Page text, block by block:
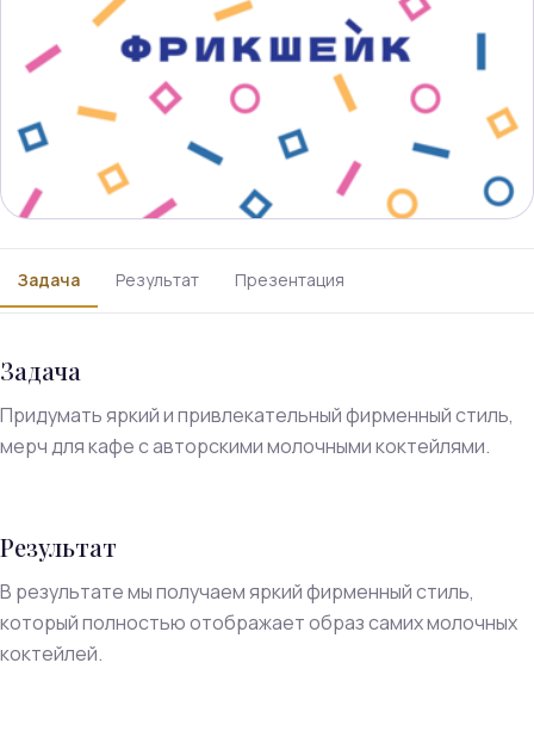
Задача Результат Презентация
Задача
Придумать яркий и привлекательный фирменный стиль,
мерч для кафе с авторскими молочными коктейлями.
Результат
В результате мы получаем яркий фирменный стиль,
который полностью отображает образ самих молочных
коктейлей.